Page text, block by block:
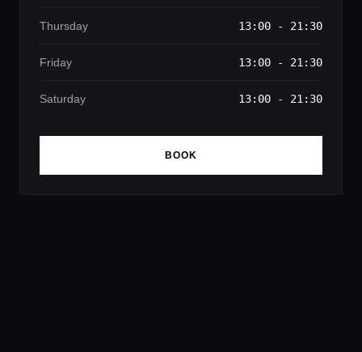
Thursday 13:00 - 21:30
Friday 13:00 - 21:30
Saturday 13:00 - 21:30
BOOK